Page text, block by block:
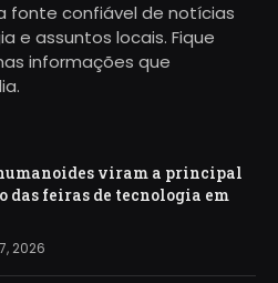
fonte confiável de notícias
e assuntos locais. Fique
informações que
humanoides viram a principal
das feiras de tecnologia em
2026